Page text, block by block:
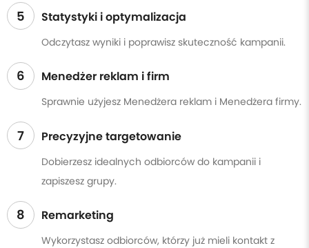
5 Statystyki i optymalizacja
Odczytasz wyniki i poprawisz skuteczność kampanii.
6 Menedżer reklam i firm
Sprawnie użyjesz Menedżera reklam i Menedżera firmy.
7 Precyzyjne targetowanie
Dobierzesz idealnych odbiorców do kampanii i
zapiszesz grupy.
8 Remarketing
Wykorzystasz odbiorców, którzy już mieli kontakt z